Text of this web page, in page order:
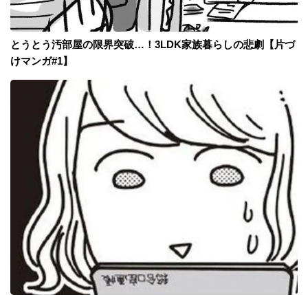
とうとう汚部屋の限界突破…！3LDK家族暮らしの悲劇【片づ
けマンガ#1】